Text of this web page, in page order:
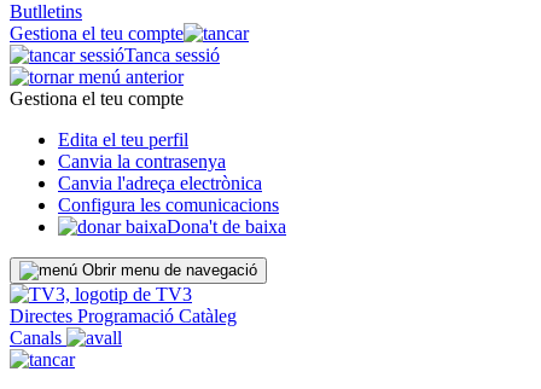
Butlletins
Gestiona el teu compte
Tanca sessió
Gestiona el teu compte
Edita el teu perfil
Canvia la contrasenya
Canvia l'adreça electrònica
Configura les comunicacions
Dona't de baixa
Obrir menu de navegació
Directes Programació Catàleg
Canals